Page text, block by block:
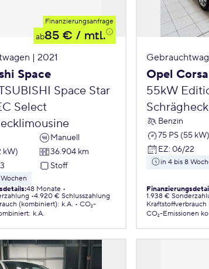
Finanzierungsanfrage
ab85 € / mtl.
| 2021
Space
Space Star
Select
Manuell
kW)
36.904 km
Stoff
:48 Monate
4.920 € Schlusszahlung
(kombiniert): k.A.
CO₂-
: k.A.
Opel Corsa
55kW
Benzin
75 PS (55 kW)
EZ: 06/22
in 4 bis 8
1.938 €
CO₂-Emissionen